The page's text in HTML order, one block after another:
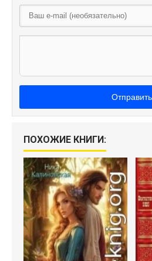
Отправить
ПОХОЖИЕ КНИГИ: